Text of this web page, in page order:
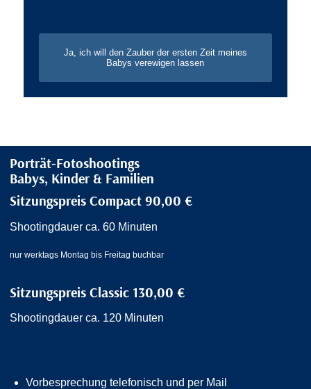
Ja, ich will den Zauber der ersten Zeit meines
Babys verewigen lassen
Porträt-Fotoshootings
Babys, Kinder & Familien
Sitzungspreis Compact 90,00 €
Shootingdauer ca. 60 Minuten
nur werktags Montag bis Freitag buchbar
Sitzungspreis Classic 130,00 €
Shootingdauer ca. 120 Minuten
Vorbesprechung telefonisch und per Mail